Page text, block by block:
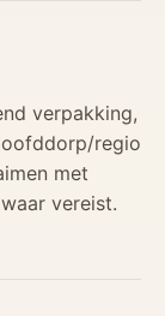
verpakking,
regio
met
vereist.